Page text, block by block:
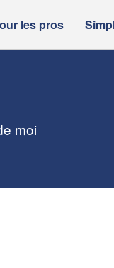
les pros
moi